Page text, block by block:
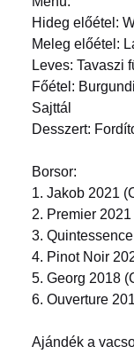
Hideg előétel:
Meleg előétel:
Leves: Tavaszi
Főétel:
Sajttál
Desszert:
Borsor:
1. Jakob 2021
2. Premier
3.
4. Pinot Noir
5. Georg 2018
6. Ouverture
Ajándék a